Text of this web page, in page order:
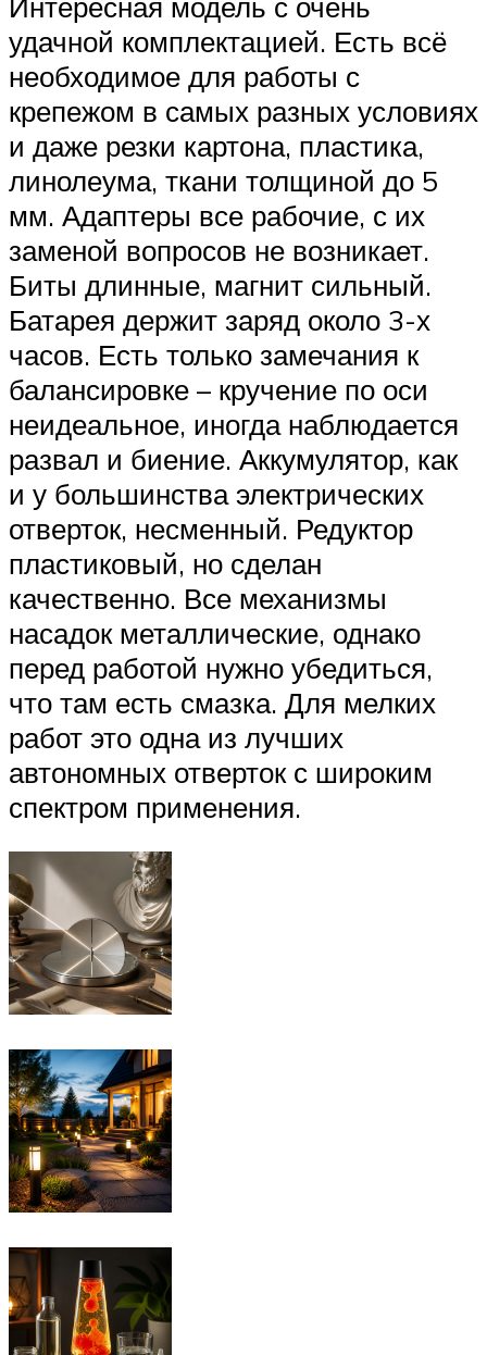
удачной комплектацией. Есть всё
необходимое для работы с
крепежом в самых разных условиях
и даже резки картона, пластика,
линолеума, ткани толщиной до 5
мм. Адаптеры все рабочие, с их
заменой вопросов не возникает.
Биты длинные, магнит сильный.
Батарея держит заряд около 3-х
часов. Есть только замечания к
балансировке – кручение по оси
неидеальное, иногда наблюдается
развал и биение. Аккумулятор, как
и у большинства электрических
отверток, несменный. Редуктор
пластиковый, но сделан
качественно. Все механизмы
насадок металлические, однако
перед работой нужно убедиться,
что там есть смазка. Для мелких
работ это одна из лучших
автономных отверток с широким
спектром применения.